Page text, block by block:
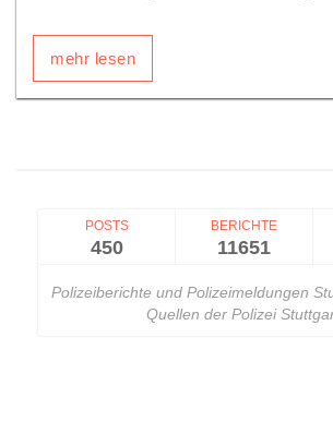
mehr lesen
POSTS
450
BERICHTE
11651
Polizeiberichte und Polizeimeldungen
Quellen der Polizei